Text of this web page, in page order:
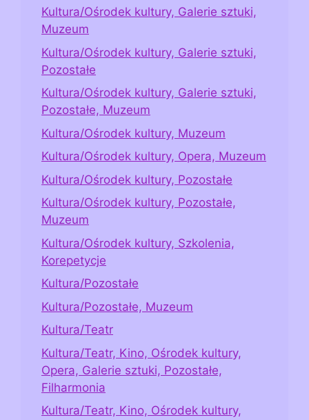
Kultura/Ośrodek kultury, Galerie sztuki,
Muzeum
Kultura/Ośrodek kultury, Galerie sztuki,
Pozostałe
Kultura/Ośrodek kultury, Galerie sztuki,
Pozostałe, Muzeum
Kultura/Ośrodek kultury, Muzeum
Kultura/Ośrodek kultury, Opera, Muzeum
Kultura/Ośrodek kultury, Pozostałe
Kultura/Ośrodek kultury, Pozostałe,
Muzeum
Kultura/Ośrodek kultury, Szkolenia,
Korepetycje
Kultura/Pozostałe
Kultura/Pozostałe, Muzeum
Kultura/Teatr
Kultura/Teatr, Kino, Ośrodek kultury,
Opera, Galerie sztuki, Pozostałe,
Filharmonia
Kultura/Teatr, Kino, Ośrodek kultury,